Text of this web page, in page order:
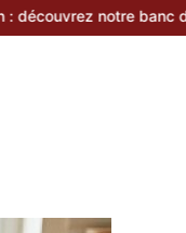
d’essai 2026 des 9